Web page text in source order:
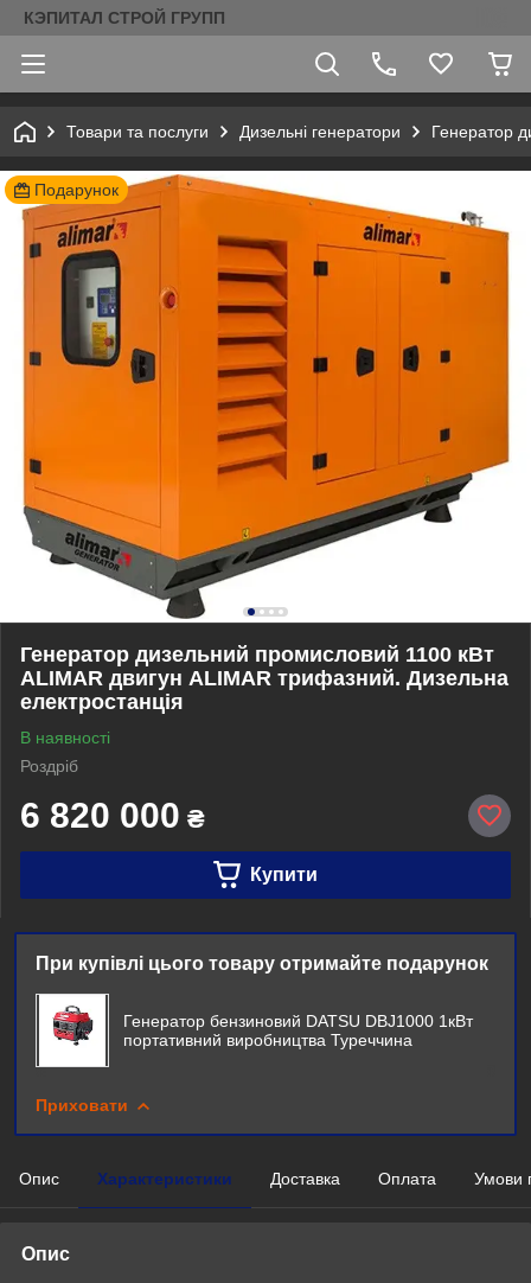
КЭПИТАЛ СТРОЙ ГРУПП
Товари та послуги Дизельні генератори Генератор
Подарунок
Генератор дизельний промисловий 1100 кВт
ALIMAR двигун ALIMAR трифазний. Дизельна
електростанція
В наявності
Роздріб
6 820 000 ₴
Купити
При купівлі цього товару отримайте подарунок
Генератор бензиновий DATSU DBJ1000 1кВт
портативний виробництва Туреччина
Приховати
Опис Характеристики Доставка Оплата Умови
Опис